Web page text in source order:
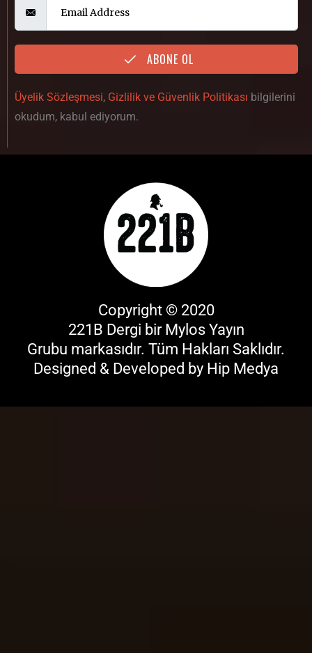
ABONE OL
Üyelik Sözleşmesi, Gizlilik ve Güvenlik Politikası bilgilerini
okudum, kabul ediyorum.
Copyright © 2020
221B Dergi bir Mylos Yayın
Grubu markasıdır. Tüm Hakları Saklıdır.
Designed & Developed by Hip Medya